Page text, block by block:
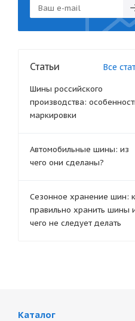
Статьи Все
Шины российского
производства:
маркировки
Автомобильные шины: из
чего они сделаны?
Сезонное хранение шин:
правильно хранить шины
чего не следует делать
Каталог